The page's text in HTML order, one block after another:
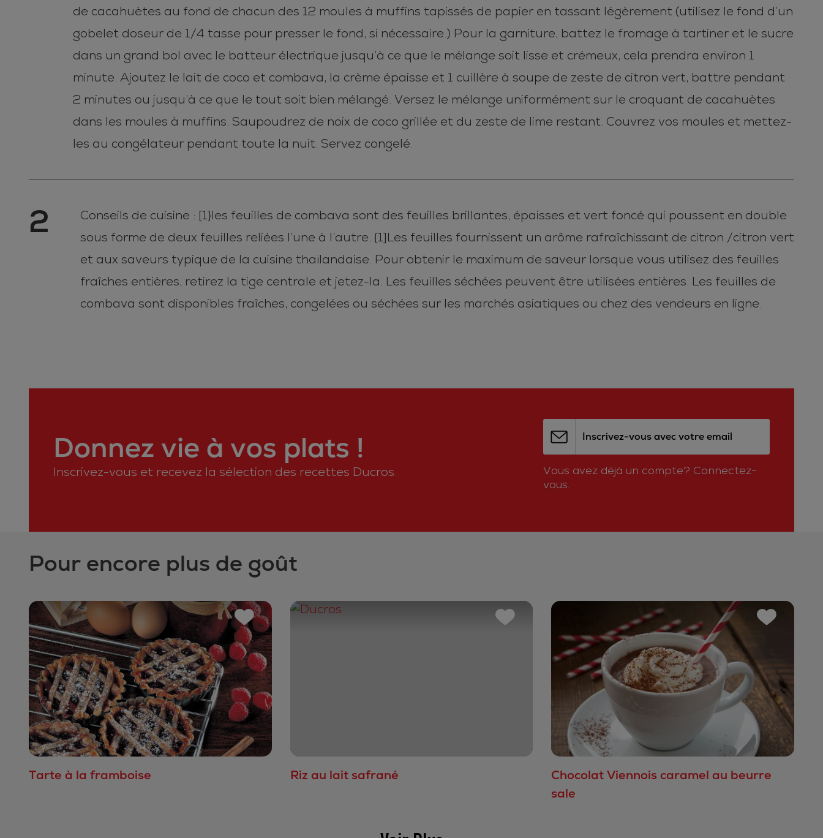
de cacahuètes au fond de chacun des 12 moules à muffins tapissés de papier en tassant légèrement (utilisez le fond d’un
gobelet doseur de 1/4 tasse pour presser le fond, si nécessaire.) Pour la garniture, battez le fromage à tartiner et le sucre
dans un grand bol avec le batteur électrique jusqu’à ce que le mélange soit lisse et crémeux, cela prendra environ 1
minute. Ajoutez le lait de coco et combava, la crème épaisse et 1 cuillère à soupe de zeste de citron vert, battre pendant
2 minutes ou jusqu’à ce que le tout soit bien mélangé. Versez le mélange uniformément sur le croquant de cacahuètes
dans les moules à muffins. Saupoudrez de noix de coco grillée et du zeste de lime restant. Couvrez vos moules et mettez-
les au congélateur pendant toute la nuit. Servez congelé.
2
Conseils de cuisine : [1}les feuilles de combava sont des feuilles brillantes, épaisses et vert foncé qui poussent en double
sous forme de deux feuilles reliées l’une à l’autre. {1]Les feuilles fournissent un arôme rafraîchissant de citron /citron vert
et aux saveurs typique de la cuisine thaïlandaise. Pour obtenir le maximum de saveur lorsque vous utilisez des feuilles
fraîches entières, retirez la tige centrale et jetez-la. Les feuilles séchées peuvent être utilisées entières. Les feuilles de
combava sont disponibles fraîches, congelées ou séchées sur les marchés asiatiques ou chez des vendeurs en ligne.
Donnez vie à vos plats !
Inscrivez-vous et recevez la sélection des recettes Ducros.
Inscrivez-vous avec votre email
Vous avez déjà un compte? Connectez-
vous.
Pour encore plus de goût
Tarte à la framboise Riz au lait safrané
Chocolat Viennois caramel au beurre
sale